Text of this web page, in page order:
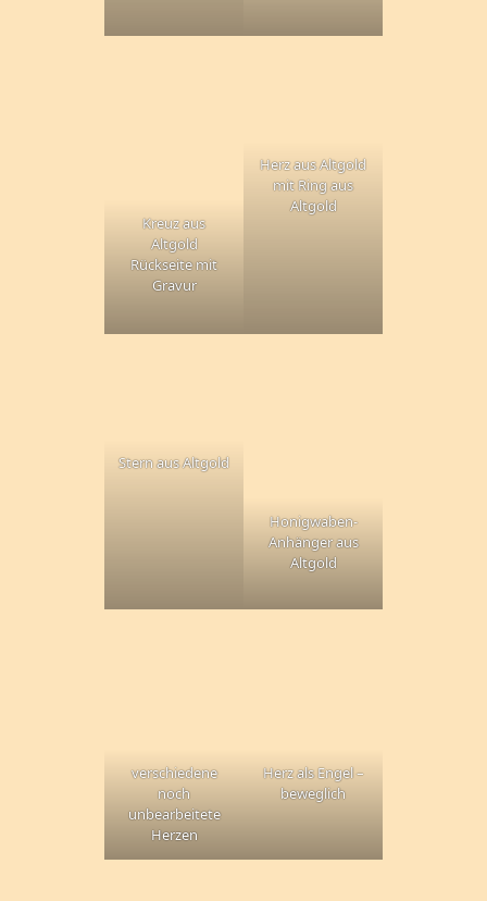
Kreuz aus
Altgold
Rückseite mit
Gravur
Herz aus Altgold
mit Ring aus
Altgold
Stern aus Altgold
Honigwaben-
Anhänger aus
Altgold
verschiedene
noch
unbearbeitete
Herzen
Herz als Engel –
beweglich